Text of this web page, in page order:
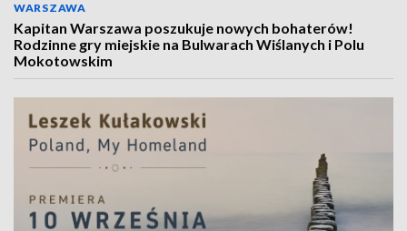
WARSZAWA
Kapitan Warszawa poszukuje nowych bohaterów!
Rodzinne gry miejskie na Bulwarach Wiślanych i Polu
Mokotowskim